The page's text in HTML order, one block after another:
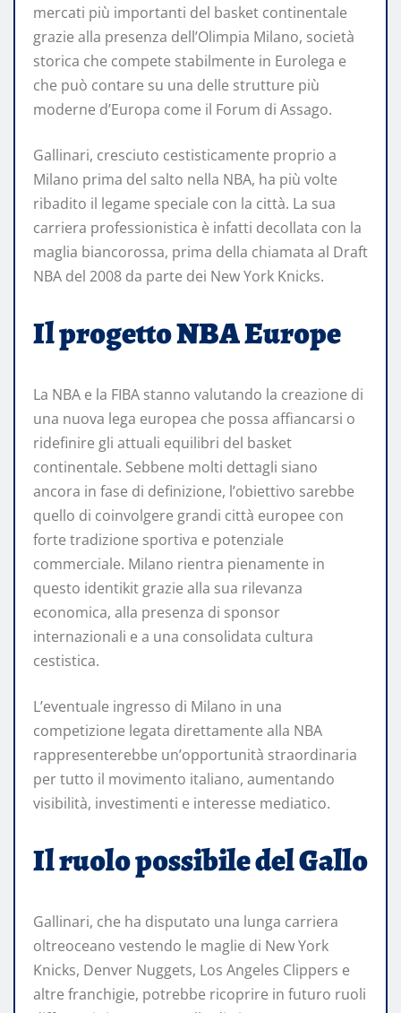
mercati più importanti del basket continentale
grazie alla presenza dell’Olimpia Milano, società
storica che compete stabilmente in Eurolega e
che può contare su una delle strutture più
moderne d’Europa come il Forum di Assago.
Gallinari, cresciuto cestisticamente proprio a
Milano prima del salto nella NBA, ha più volte
ribadito il legame speciale con la città. La sua
carriera professionistica è infatti decollata con la
maglia biancorossa, prima della chiamata al Draft
NBA del 2008 da parte dei New York Knicks.
Il progetto NBA Europe
La NBA e la FIBA stanno valutando la creazione di
una nuova lega europea che possa affiancarsi o
ridefinire gli attuali equilibri del basket
continentale. Sebbene molti dettagli siano
ancora in fase di definizione, l’obiettivo sarebbe
quello di coinvolgere grandi città europee con
forte tradizione sportiva e potenziale
commerciale. Milano rientra pienamente in
questo identikit grazie alla sua rilevanza
economica, alla presenza di sponsor
internazionali e a una consolidata cultura
cestistica.
L’eventuale ingresso di Milano in una
competizione legata direttamente alla NBA
rappresenterebbe un’opportunità straordinaria
per tutto il movimento italiano, aumentando
visibilità, investimenti e interesse mediatico.
Il ruolo possibile del Gallo
Gallinari, che ha disputato una lunga carriera
oltreoceano vestendo le maglie di New York
Knicks, Denver Nuggets, Los Angeles Clippers e
altre franchigie, potrebbe ricoprire in futuro ruoli